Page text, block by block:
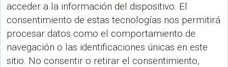
acceder a la información del dispositivo. El
consentimiento de estas tecnologías nos permitirá
procesar datos como el comportamiento de
navegación o las identificaciones únicas en este
sitio. No consentir o retirar el consentimiento,
Paraguas Freerain 23″